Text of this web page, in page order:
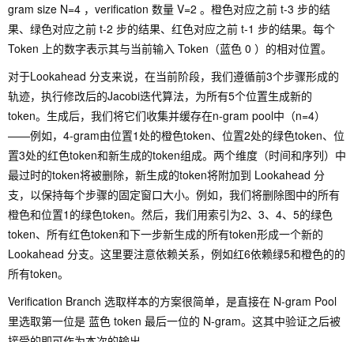
gram size N=4 ，verification 数量 V=2 。橙色对应之前 t-3 步的结
果、绿色对应之前 t-2 步的结果、红色对应之前 t-1 步的结果。每个
Token 上的数字表示其与当前输入 Token（蓝色 0 ）的相对位置。
对于Lookahead 分支来说，在当前阶段，我们遵循前3个步骤形成的
轨迹，执行修改后的Jacobi迭代算法，为所有5个位置生成新的
token。生成后，我们将它们收集并缓存在n-gram pool中（n=4）
——例如，4-gram由位置1处的橙色token、位置2处的绿色token、位
置3处的红色token和新生成的token组成。两个维度（时间和序列）中
最过时的token将被删除，新生成的token将附加到 Lookahead 分
支，以保持每个步骤的固定窗口大小。例如，我们将删除图中的所有
橙色和位置1的绿色token。然后，我们用索引为2、3、4、5的绿色
token、所有红色token和下一步新生成的所有token形成一个新的
Lookahead 分支。这里要注意依赖关系，例如红6依赖绿5和橙色的的
所有token。
Verification Branch 选取样本的方案很简单，是直接在 N-gram Pool
里选取第一位是 蓝色 token 最后一位的 N-gram。这其中验证之后被